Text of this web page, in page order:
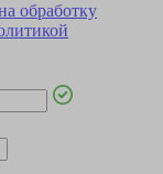
обработку